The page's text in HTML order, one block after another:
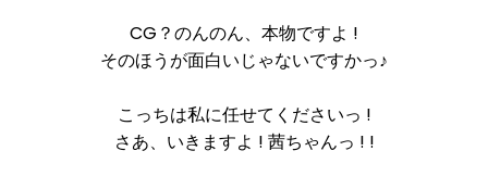
CG？のんのん、本物ですよ !
そのほうが面白いじゃないですかっ♪
こっちは私に任せてくださいっ !
さあ、いきますよ ! 茜ちゃんっ ! !